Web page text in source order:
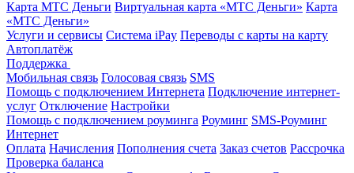
Карта МТС Деньги Виртуальная карта «МТС Деньги» Карта
«МТС Деньги»
Услуги и сервисы Система iPay Переводы с карты на карту
Автоплатёж
Поддержка
Мобильная связь Голосовая связь SMS
Помощь с подключением Интернета Подключение интернет-
услуг Отключение Настройки
Помощь с подключением роуминга Роуминг SMS-Роуминг
Интернет
Оплата Начисления Пополнения счета Заказ счетов Рассрочка
Проверка баланса